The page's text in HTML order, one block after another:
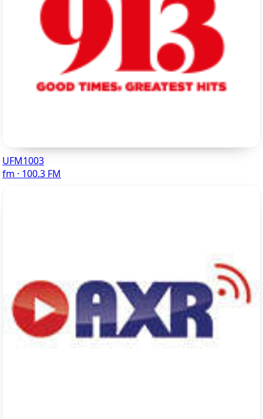
UFM1003
fm · 100.3 FM